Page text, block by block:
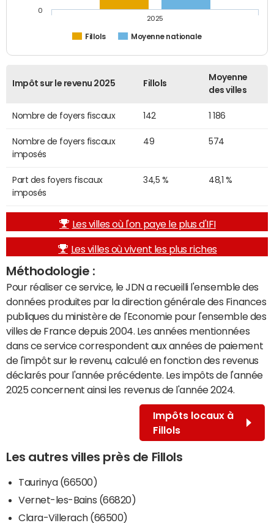
Fillols Moyenne nationale
2025
0
Impôt sur le revenu 2025 Fillols
Moyenne
des villes
Nombre de foyers fiscaux 142 1 186
Nombre de foyers fiscaux
imposés
49 574
Part des foyers fiscaux
imposés
34,5 % 48,1 %
Les villes où l'on paye le plus d'IFI
Les villes où vivent les plus riches
Méthodologie :
Pour réaliser ce service, le JDN a recueilli l'ensemble des
données produites par la direction générale des Finances
publiques du ministère de l'Economie pour l'ensemble des
villes de France depuis 2004. Les années mentionnées
dans ce service correspondent aux années de paiement
de l'impôt sur le revenu, calculé en fonction des revenus
déclarés pour l'année précédente. Les impôts de l'année
2025 concernent ainsi les revenus de l'année 2024.
Impôts locaux à
Fillols
Les autres villes près de Fillols
Taurinya (66500)
Vernet-les-Bains (66820)
Clara-Villerach (66500)